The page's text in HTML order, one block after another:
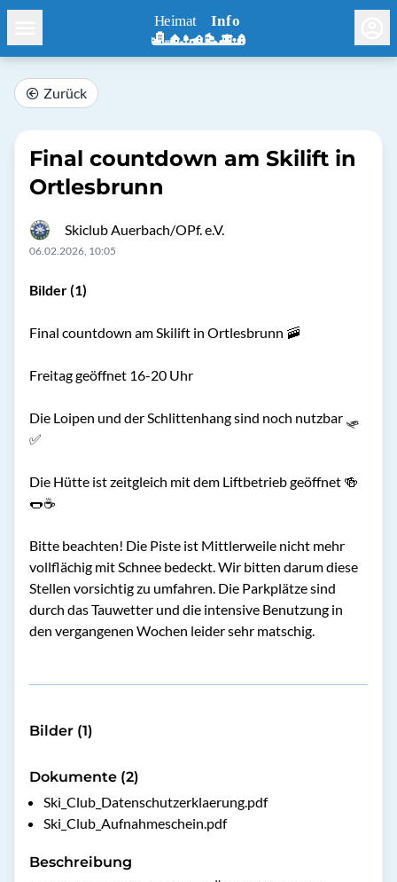
Zurück
Final countdown am Skilift in
Ortlesbrunn
Skiclub Auerbach/OPf. e.V.
06.02.2026, 10:05
Bilder (1)
Final countdown am Skilift in Ortlesbrunn 🚠
Freitag geöffnet 16-20 Uhr
Die Loipen und der Schlittenhang sind noch nutzbar 🛷
✅
Die Hütte ist zeitgleich mit dem Liftbetrieb geöffnet 🍻
🌭☕️
Bitte beachten! Die Piste ist Mittlerweile nicht mehr
vollflächig mit Schnee bedeckt. Wir bitten darum diese
Stellen vorsichtig zu umfahren. Die Parkplätze sind
durch das Tauwetter und die intensive Benutzung in
den vergangenen Wochen leider sehr matschig.
Bilder (1)
Dokumente (2)
Ski_Club_Datenschutzerklaerung.pdf
Ski_Club_Aufnahmeschein.pdf
Beschreibung